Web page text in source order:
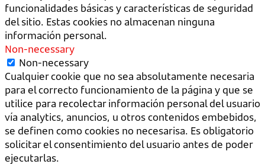
funcionalidades básicas y características de seguridad
del sitio. Estas cookies no almacenan ninguna
información personal.
Non-necessary
Non-necessary
Cualquier cookie que no sea absolutamente necesaria
para el correcto funcionamiento de la página y que se
utilice para recolectar información personal del usuario
vía analytics, anuncios, u otros contenidos embebidos,
se definen como cookies no necesarisa. Es obligatorio
solicitar el consentimiento del usuario antes de poder
ejecutarlas.